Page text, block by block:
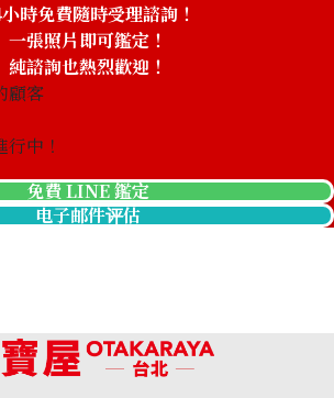
時免費隨時受理諮詢！
一張照片即可鑑定！
純諮詢也熱烈歡迎！
顧客
中！
免費 LINE 鑑定
电子邮件评估